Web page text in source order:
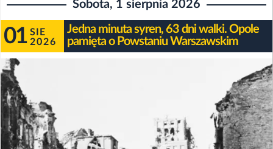
Sobota, 1 sierpnia 2026
01 SIE
2026
Jedna minuta syren, 63 dni walki. Opole
pamięta o Powstaniu Warszawskim